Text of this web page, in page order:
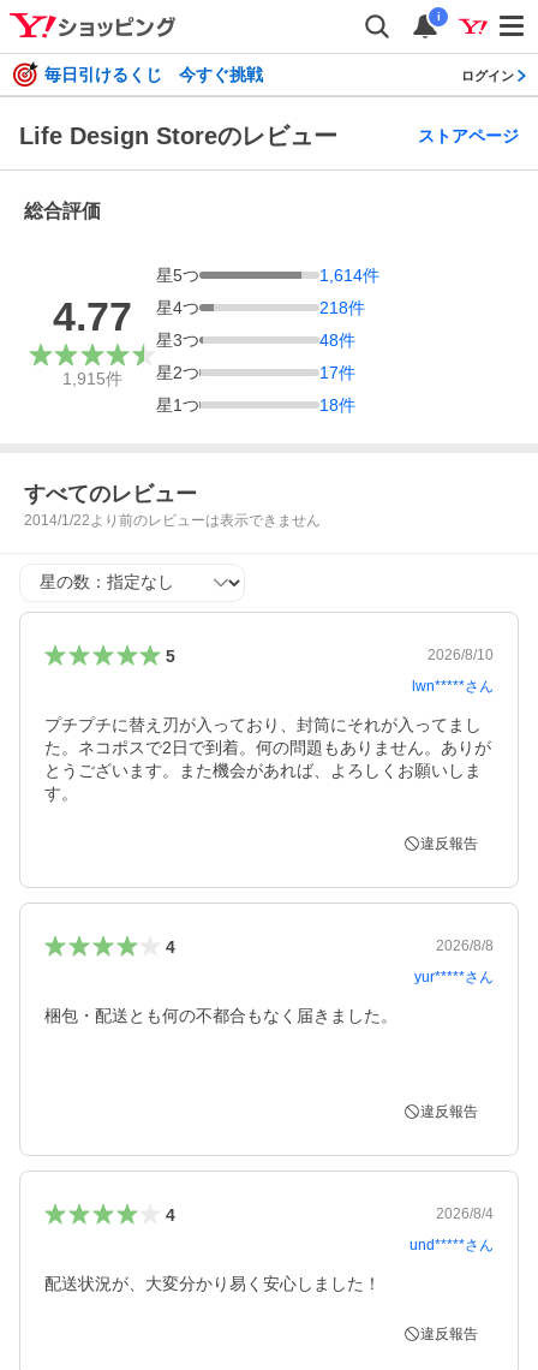
i
毎日引けるくじ 今すぐ挑戦 ログイン
Life Design Storeのレビュー ストアページ
総合評価
4.77
1,915件
星5つ 1,614件
星4つ 218件
星3つ 48件
星2つ 17件
星1つ 18件
すべてのレビュー
2014/1/22より前のレビューは表示できません
星の数
5
2026/8/10
lwn*****さん
プチプチに替え刃が入っており、封筒にそれが入ってまし
た。ネコポスで2日で到着。何の問題もありません。ありが
とうございます。また機会があれば、よろしくお願いしま
す。
違反報告
4
2026/8/8
yur*****さん
梱包・配送とも何の不都合もなく届きました。
違反報告
4
2026/8/4
und*****さん
違反報告